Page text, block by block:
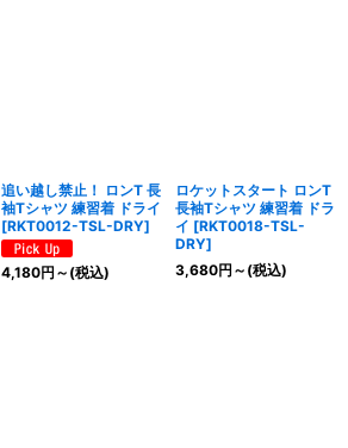
追い越し禁止！ ロンT 長
袖Tシャツ 練習着 ドライ
[RKT0012-TSL-DRY]
4,180円 ～ (税込)
ロケットスタート ロンT
長袖Tシャツ 練習着 ドラ
イ [RKT0018-TSL-
DRY]
3,680円 ～ (税込)